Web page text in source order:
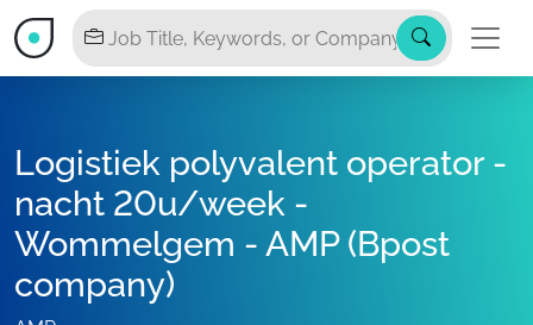
Logistiek polyvalent operator -
nacht 20u/week -
Wommelgem - AMP (Bpost
company)